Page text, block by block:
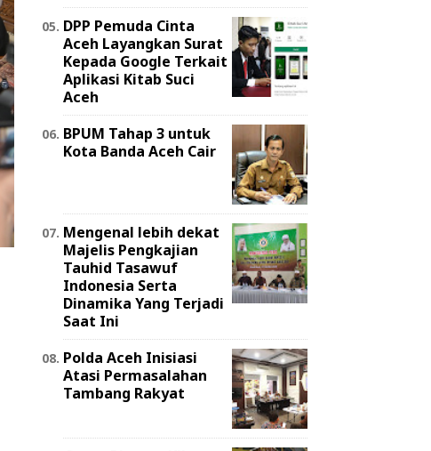
DPP Pemuda Cinta
Aceh Layangkan Surat
Kepada Google Terkait
Aplikasi Kitab Suci
Aceh
BPUM Tahap 3 untuk
Kota Banda Aceh Cair
Mengenal lebih dekat
Majelis Pengkajian
Tauhid Tasawuf
Indonesia Serta
Dinamika Yang Terjadi
Saat Ini
Polda Aceh Inisiasi
Atasi Permasalahan
Tambang Rakyat